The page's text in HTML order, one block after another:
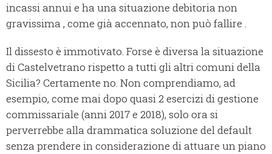
incassi annui e ha una situazione debitoria non
gravissima , come già accennato, non può fallire .
Il dissesto è immotivato. Forse è diversa la situazione
di Castelvetrano rispetto a tutti gli altri comuni della
Sicilia? Certamente no. Non comprendiamo, ad
esempio, come mai dopo quasi 2 esercizi di gestione
commissariale (anni 2017 e 2018), solo ora si
perverrebbe alla drammatica soluzione del default
senza prendere in considerazione di attuare un piano